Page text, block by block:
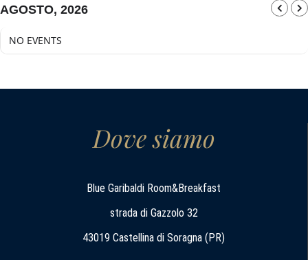
AGOSTO, 2026
NO EVENTS
Dove siamo
Blue Garibaldi Room&Breakfast
strada di Gazzolo 32
43019 Castellina di Soragna (PR)